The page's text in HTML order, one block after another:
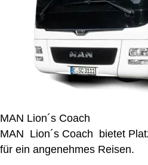
MAN Lion´s Coach
MAN Lion´s Coach bietet
für ein angenehmes Reisen.